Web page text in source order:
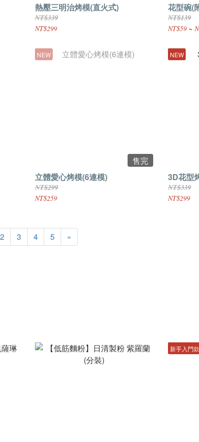
熱壓三明治烤模(直火式)
NT$339
NT$299
花型碗(
NT$139
NT$59 ~
NEW
售完
立體愛心烤模(6連模)
NT$299
NT$259
NEW
3D花型
NT$339
NT$299
2 3 4 5 »
新手入門